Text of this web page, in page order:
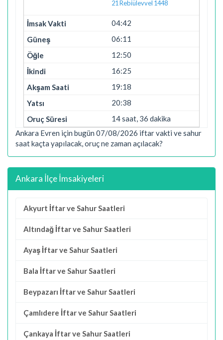
21 Rebiülevvel 1448
04:42
06:11
12:50
16:25
19:18
20:38
14 saat, 36 dakika
Ankara Evren için bugün 07/08/2026 iftar vakti ve sahur
saat kaçta yapılacak, oruç ne zaman açılacak?
Ankara İlçe İmsakiyeleri
Akyurt İftar ve Sahur Saatleri
Altındağ İftar ve Sahur Saatleri
Ayaş İftar ve Sahur Saatleri
Bala İftar ve Sahur Saatleri
Beypazarı İftar ve Sahur Saatleri
Çamlıdere İftar ve Sahur Saatleri
Çankaya İftar ve Sahur Saatleri